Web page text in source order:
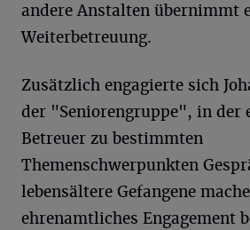
andere Anstalten übernimmt
Weiterbetreuung.
Zusätzlich engagierte sich
der "Seniorengruppe", in der
Betreuer zu bestimmten
Themenschwerpunkten
lebensältere Gefangene
ehrenamtliches Engagement